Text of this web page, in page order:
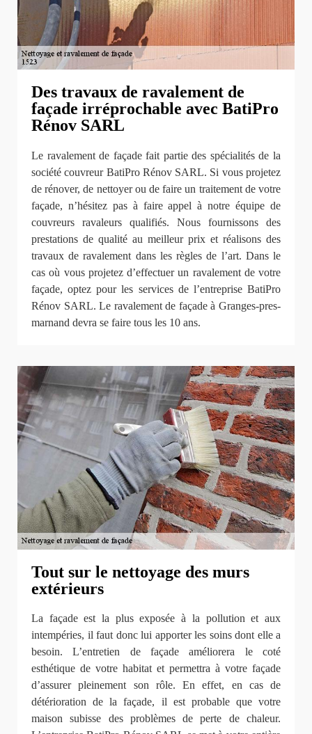
Des travaux de ravalement de
façade irréprochable avec BatiPro
Rénov SARL
Le ravalement de façade fait partie des spécialités de la
société couvreur BatiPro Rénov SARL. Si vous projetez
de rénover, de nettoyer ou de faire un traitement de votre
façade, n’hésitez pas à faire appel à notre équipe de
couvreurs ravaleurs qualifiés. Nous fournissons des
prestations de qualité au meilleur prix et réalisons des
travaux de ravalement dans les règles de l’art. Dans le
cas où vous projetez d’effectuer un ravalement de votre
façade, optez pour les services de l’entreprise BatiPro
Rénov SARL. Le ravalement de façade à Granges-pres-
marnand devra se faire tous les 10 ans.
Tout sur le nettoyage des murs
extérieurs
La façade est la plus exposée à la pollution et aux
intempéries, il faut donc lui apporter les soins dont elle a
besoin. L’entretien de façade améliorera le coté
esthétique de votre habitat et permettra à votre façade
d’assurer pleinement son rôle. En effet, en cas de
détérioration de la façade, il est probable que votre
maison subisse des problèmes de perte de chaleur.